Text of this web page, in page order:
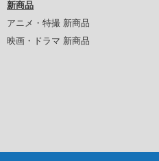
新商品
アニメ・特撮 新商品
映画・ドラマ 新商品